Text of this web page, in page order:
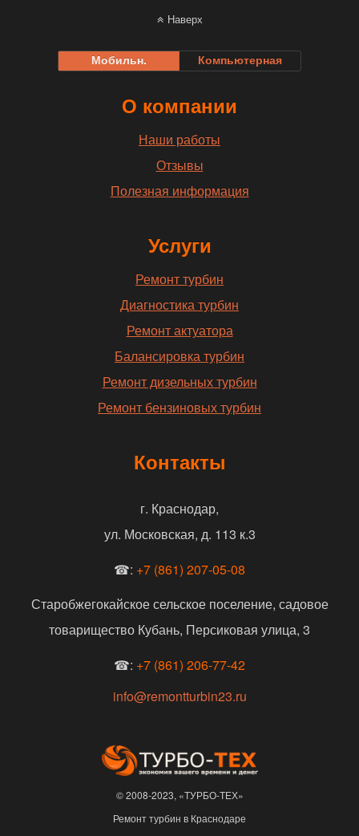
Наверх
Мобильн. Компьютерная
О компании
Наши работы
Отзывы
Полезная информация
Услуги
Ремонт турбин
Диагностика турбин
Ремонт актуатора
Балансировка турбин
Ремонт дизельных турбин
Ремонт бензиновых турбин
Контакты
г. Краснодар,
ул. Московская, д. 113 к.3
☎: +7 (861) 207-05-08
Старобжегокайское сельское поселение, садовое
товарищество Кубань, Персиковая улица, 3
☎: +7 (861) 206-77-42
info@remontturbin23.ru
© 2008-2023, «ТУРБО-ТЕХ»
Ремонт турбин в Краснодаре